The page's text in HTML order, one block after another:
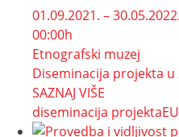
01.09.2021. – 30.05.2022.
00:00h
Etnografski muzej
Diseminacija projekta
SAZNAJ VIŠE
diseminacija projekta